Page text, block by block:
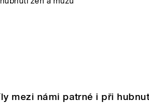
mezi námi patrné i při